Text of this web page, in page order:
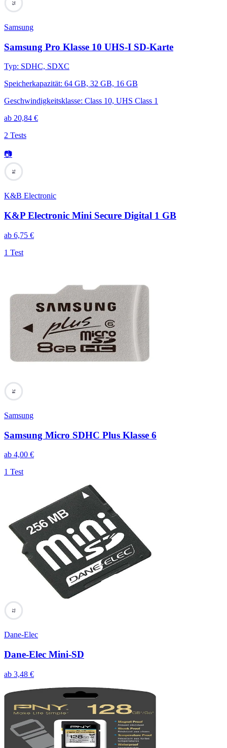
75
Samsung
Samsung Pro Klasse 10 UHS-I SD-Karte
Typ: SDHC, SDXC
Speicherkapazität: 64 GB, 32 GB, 16 GB
Geschwindigkeitsklasse: Class 10, UHS Class 1
ab 20,84 €
2 Tests
📷
74
K&B Electronic
K&P Electronic Mini Secure Digital 1 GB
ab 6,75 €
1 Test
74
Samsung
Samsung Micro SDHC Plus Klasse 6
ab 4,00 €
1 Test
72
Dane-Elec
Dane-Elec Mini-SD
ab 3,48 €